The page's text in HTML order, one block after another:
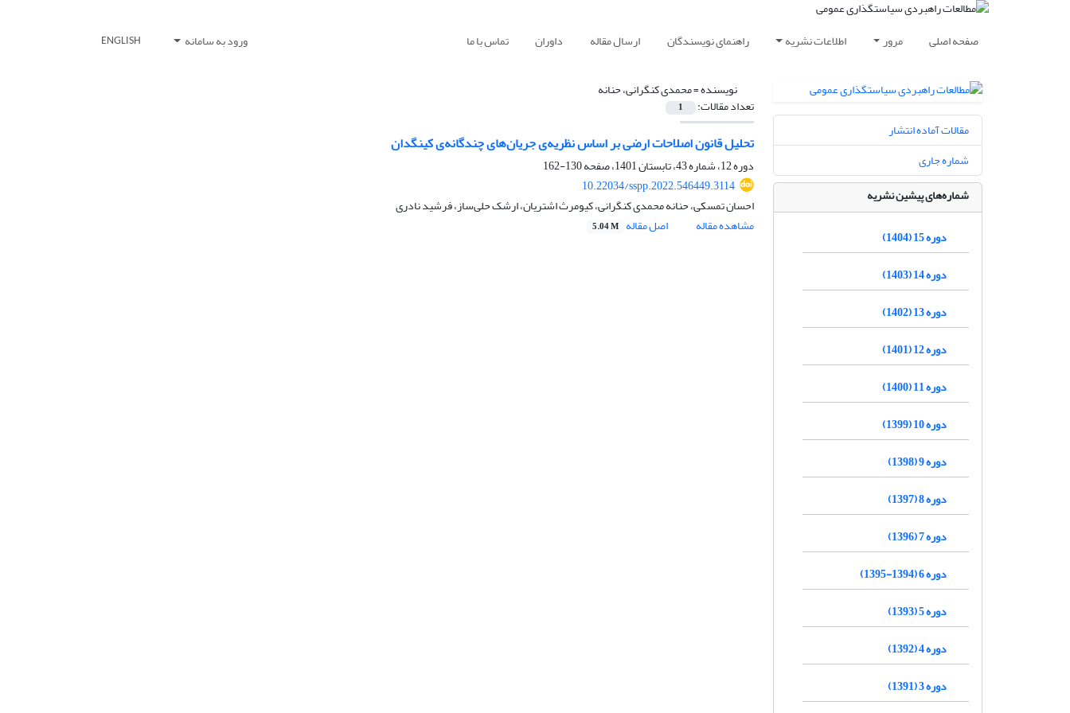
صفحه اصلی مرور اطلاعات نشریه راهنمای نویسندگان ارسال مقاله داوران تماس با ما ورود به سامانه ENGLISH
نویسنده =محمدی کنگرانی، حنانه
تعداد مقالات: 1
تحلیل قانون اصلاحات ارضی بر اساس نظریه‌ی جریان‌های چند‌گانه‌ی کینگدان
دوره 12، شماره 43، تابستان 1401، صفحه
130-162
10.22034/sspp.2022.546449.3114
احسان تمسکی، حنانه محمدی کنگرانی، کیومرث اشتریان، ارشک حلی‌ساز، فرشید نادری
مشاهده مقاله
اصل مقاله 5.04 M
مقالات آماده انتشار
شماره جاری
شماره‌های پیشین نشریه
دوره 15 (1404)
دوره 14 (1403)
دوره 13 (1402)
دوره 12 (1401)
دوره 11 (1400)
دوره 10 (1399)
دوره 9 (1398)
دوره 8 (1397)
دوره 7 (1396)
دوره 6 (1394-1395)
دوره 5 (1393)
دوره 4 (1392)
دوره 3 (1391)